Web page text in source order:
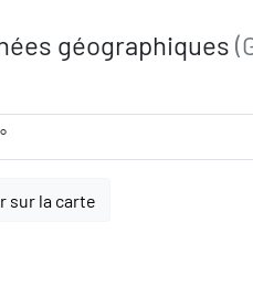
géographiques
sur la carte